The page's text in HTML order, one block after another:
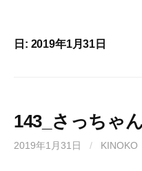
日: 2019年1月31日
143_さっちゃ
2019年1月31日 / KINOKO